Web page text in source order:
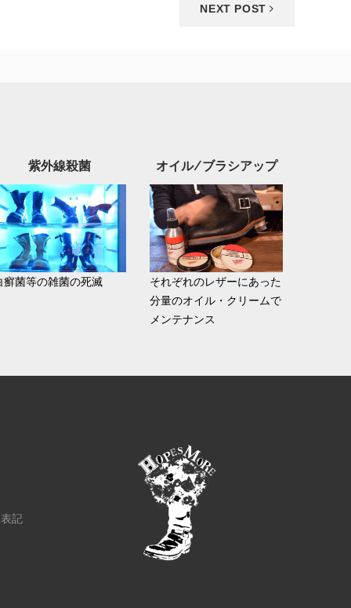
NEXT POST
紫外線殺菌
癬菌等の雑菌の死滅
オイル/ブラシアップ
それぞれのレザーにあった
分量のオイル・クリームで
メンテナンス
記